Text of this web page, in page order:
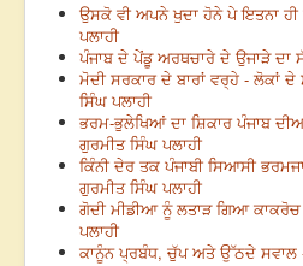
ਉਸਕੋ ਵੀ ਅਪਨੇ ਖੁਦਾ ਹੋਨੇ ਪੇ ਇਤਨਾ ਹੀ
ਪਲਾਹੀ
ਪੰਜਾਬ ਦੇ ਪੇਂਡੂ ਅਰਥਚਾਰੇ ਦੇ ਉਜਾੜੇ ਦਾ
ਮੋਦੀ ਸਰਕਾਰ ਦੇ ਬਾਰਾਂ ਵਰ੍ਹੇ - ਲੋਕਾਂ
ਸਿੰਘ ਪਲਾਹੀ
ਭਰਮ-ਭੁਲੇਖਿਆਂ ਦਾ ਸ਼ਿਕਾਰ ਪੰਜਾਬ
ਗੁਰਮੀਤ ਸਿੰਘ ਪਲਾਹੀ
ਕਿੰਨੀ ਦੇਰ ਤਕ ਪੰਜਾਬੀ ਸਿਆਸੀ
ਗੁਰਮੀਤ ਸਿੰਘ ਪਲਾਹੀ
ਗੋਦੀ ਮੀਡੀਆ ਨੂੰ ਲਤਾੜ ਗਿਆ
ਪਲਾਹੀ
ਕਾਨੂੰਨ ਪ੍ਰਬੰਧ, ਚੁੱਪ ਅਤੇ ਉੱਠਦੇ ਸਵਾਲ